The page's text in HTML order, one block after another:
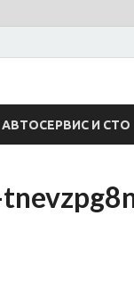
АВТОСЕРВИС И СТО